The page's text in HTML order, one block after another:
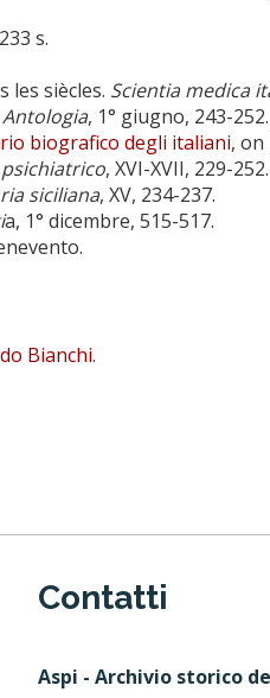
s.
les siècles. Scientia medica
, 1° giugno, 243-252.
biografico degli italiani, on
, XVI-XVII, 229-252.
siciliana, XV, 234-237.
a, 1° dicembre, 515-517.
Bianchi.
Contatti
Aspi - Archivio storico